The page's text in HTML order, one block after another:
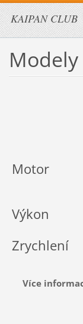
KAIPAN CLUB
Modely
Motor
Výkon
Zrychlení
Více